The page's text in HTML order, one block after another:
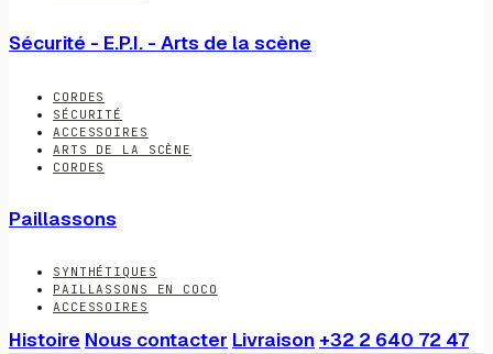
Sécurité - E.P.I. - Arts de la scène
CORDES
SÉCURITÉ
ACCESSOIRES
ARTS DE LA SCÈNE
CORDES
Paillassons
SYNTHÉTIQUES
PAILLASSONS EN COCO
ACCESSOIRES
Histoire Nous contacter Livraison +32 2 640 72 47